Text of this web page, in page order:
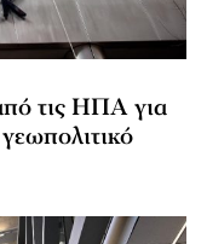
τις ΗΠΑ για